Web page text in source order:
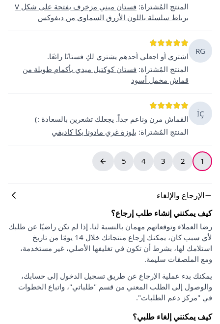
المنتج المُشتراة:
فستان ميني مزخرف بفتحة على شكل V
برباط سلسلة باللون الأزرق السماوي من ديفوكس
RG
اشتري أو اجعلي أحدهم يشتري لكِ فستانًا رائعًا.
المنتج المُشتراة: فستان كوكتيل ميدي بأكمام طويلة من
قماش مخمل أسود
İÇ
القماش مرن وناعم جداً. يجعلك تشعرين بالسعادة :)
المنتج المُشتراة: بلوزة غري مادونا يكا كاديفي
1
2
3
4
5
الإرجاع والإلغاء
كيف يمكنني إنشاء طلب إرجاع؟
رضا العملاء وتوقعاتهم مهمان بالنسبة لنا. إذا لم تكن راضيًا عن طلبك
لأي سبب كان، يمكنك إرجاع منتجاتك خلال 14 يومًا من تاريخ
استلامك لها، بشرط أن تكون في تغليفها الأصلي، غير مستخدمة،
ومع الملصقات سليمة.
يمكنك بدء عملية الإرجاع عن طريق تسجيل الدخول إلى حسابك،
والوصول إلى الطلب المعني من قسم "طلباتي"، واتباع الخطوات
في "مركز دعم الطلبات".
كيف يمكنني إلغاء طلبي؟